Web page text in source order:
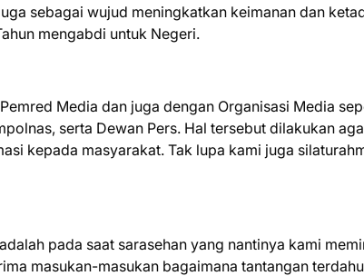
sebagai wujud meningkatkan keimanan dan
mengabdi untuk Negeri.
Media dan juga dengan Organisasi Media
serta Dewan Pers. Hal tersebut dilakukan
kepada masyarakat. Tak lupa kami juga
pada saat sarasehan yang nantinya kami
masukan-masukan bagaimana tantangan